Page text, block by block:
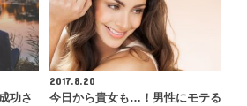
功さ
2017.8.20
今日から貴女も…！男性にモテる